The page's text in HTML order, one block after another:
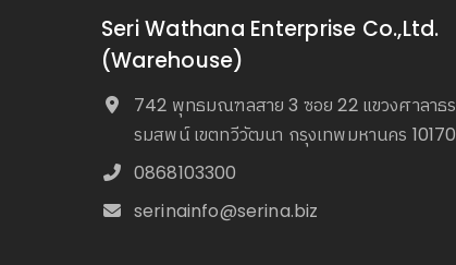
Seri Wathana Enterprise Co.,Ltd.
(Warehouse)
742 พุทธมณฑลสาย 3 ซอย 22 แขวงศาลาธร
รมสพน์ เขตทวีวัฒนา กรุงเทพมหานคร 10170
0868103300
serinainfo@serina.biz